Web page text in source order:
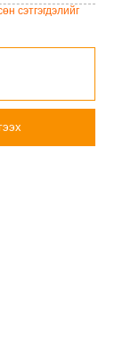
ус
сэтгэгдэлийг